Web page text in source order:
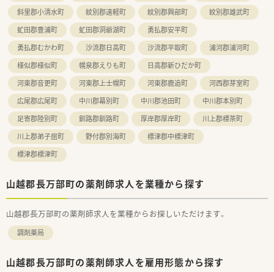
斜里郡小清水町
紋別郡遠軽町 紋別郡興部町
紋別郡雄武町
虻田郡豊浦町
虻田郡洞爺湖町
勇払郡安平町
勇払郡むかわ町
沙流郡日高町 沙流郡平取町
浦河郡浦河町
様似郡様似町
幌泉郡えりも町
日高郡新ひだか町
河東郡音更町
河東郡上士幌町 河東郡鹿追町
河西郡芽室町
広尾郡広尾町
中川郡幕別町 中川郡池田町
中川郡本別町
足寄郡陸別町
釧路郡釧路町 厚岸郡厚岸町
川上郡標茶町
川上郡弟子屈町
野付郡別海町
標津郡中標津町
標津郡標津町
山越郡長万部町の薬剤師求人を業種から探す
山越郡長万部町の薬剤師求人を業種からお探しいただけます。
調剤薬局
山越郡長万部町の薬剤師求人を雇用形態から探す